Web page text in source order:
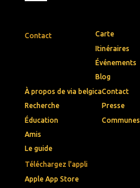
Contact
Téléchargez l'appli
Apple App Store
Carte
Itinéraires
Événements
Blog
À propos de via belgica
Recherche
Éducation
Amis
Le guide
Contact
Presse
Communes